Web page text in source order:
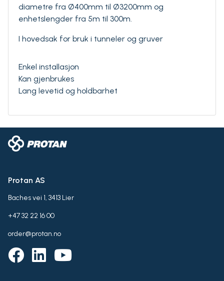
diametre fra Ø400mm til Ø3200mm og
enhetslengder fra 5m til 300m.
I hovedsak for bruk i tunneler og gruver
Enkel installasjon
Kan gjenbrukes
Lang levetid og holdbarhet
Protan AS
Baches vei 1, 3413 Lier
+47 32 22 16 00
order@protan.no